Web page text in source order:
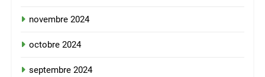
novembre 2024
octobre 2024
septembre 2024